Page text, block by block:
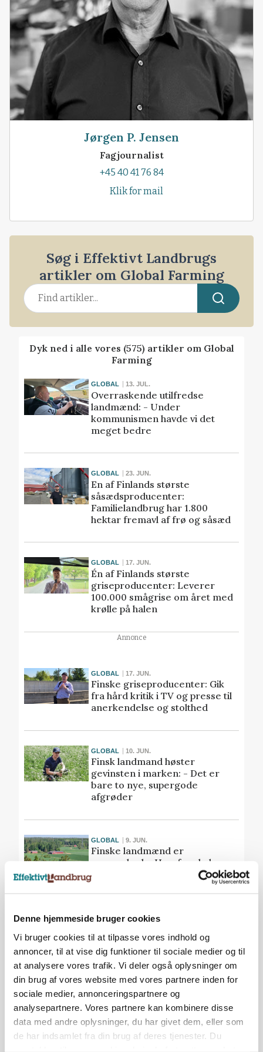
Denne hjemmeside bruger cookies
Vi bruger cookies til at tilpasse vores indhold og
annoncer, til at vise dig funktioner til sociale medier og til
at analysere vores trafik. Vi deler også oplysninger om
din brug af vores website med vores partnere inden for
sociale medier, annonceringspartnere og
analysepartnere. Vores partnere kan kombinere disse
data med andre oplysninger, du har givet dem, eller som
de har indsamlet fra din brug af deres tjenester. Du
Jørgen P. Jensen
Fagjournalist
+45 40 41 76 84
Klik for mail
Søg i Effektivt Landbrugs
artikler om Global Farming
Dyk ned i alle vores (575) artikler om Global
Farming
GLOBAL 13. JUL.
Overraskende utilfredse
landmænd: - Under
kommunismen havde vi det
meget bedre
GLOBAL 23. JUN.
En af Finlands største
såsædsproducenter:
Familielandbrug har 1.800
hektar fremavl af frø og såsæd
GLOBAL 17. JUN.
Én af Finlands største
griseproducenter: Leverer
100.000 smågrise om året med
krølle på halen
Annonce
GLOBAL 17. JUN.
Finske griseproducenter: Gik
fra hård kritik i TV og presse til
anerkendelse og stolthed
GLOBAL 10. JUN.
Finsk landmand høster
gevinsten i marken: - Det er
bare to nye, supergode
afgrøder
GLOBAL 9. JUN.
Finske landmænd er
overraskede: Hvorfor skal
dansk landbrug ændres så
Annonce
GLOBAL 18. MAJ
Canadisk planteavler sprøjter
2.000 hektar: - Jeg vil kun
bruge danske Hardi-
marksprøjter
GLOBAL 6. MAJ